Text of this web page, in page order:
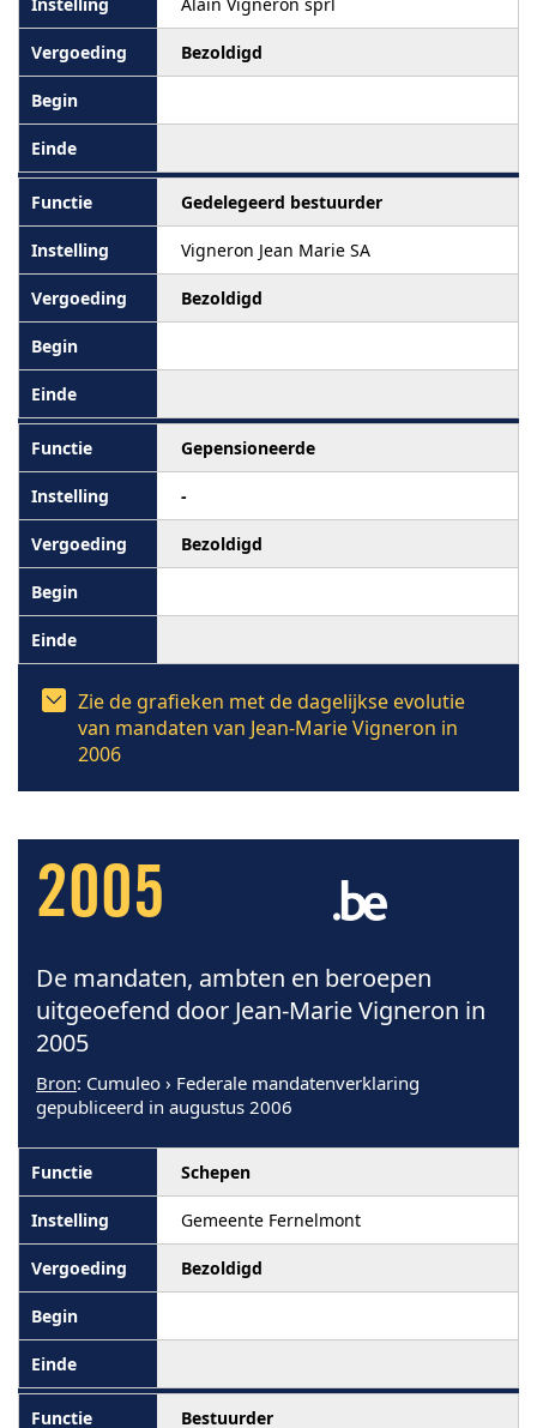
Bezoldigd
Gedelegeerd bestuurder
Vigneron Jean Marie SA
Bezoldigd
Gepensioneerde
-
Bezoldigd
Zie de grafieken met de dagelijkse evolutie
van mandaten van Jean-Marie Vigneron in
2006
2005
De mandaten, ambten en beroepen
uitgeoefend door Jean-Marie Vigneron in
2005
Bron: Cumuleo › Federale mandatenverklaring
gepubliceerd in augustus 2006
Schepen
Gemeente Fernelmont
Bezoldigd
Bestuurder